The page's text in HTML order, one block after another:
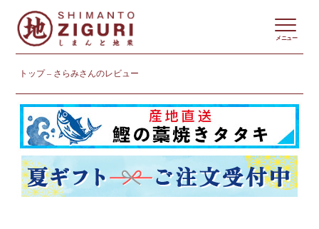
トップ さらみさんのレビュー
メニュー